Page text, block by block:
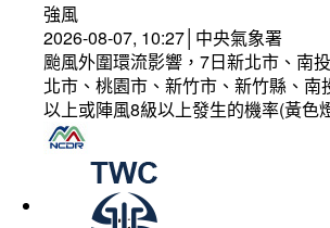
強風
2026-08-07, 10:27│中央氣象署
颱風外圍環流影響，7日新北市、南
北市、桃園市、新竹市、新竹縣、
以上或陣風8級以上發生的機率(黃色